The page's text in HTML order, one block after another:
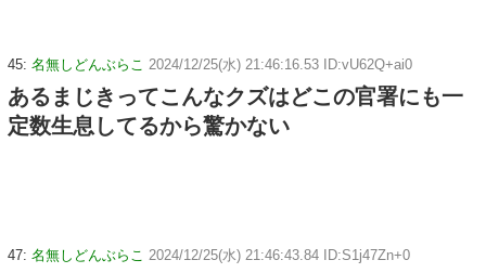
45: 名無しどんぶらこ 2024/12/25(水) 21:46:16.53 ID:vU62Q+ai0
あるまじきってこんなクズはどこの官署にも一
定数生息してるから驚かない
47: 名無しどんぶらこ 2024/12/25(水) 21:46:43.84 ID:S1j47Zn+0